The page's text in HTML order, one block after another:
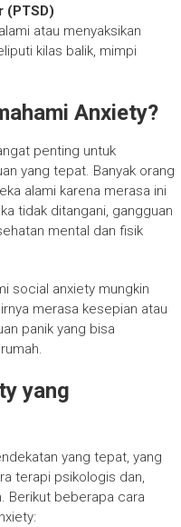
(PTSD)
atau menyaksikan
kilas balik, mimpi
Anxiety?
penting untuk
yang tepat. Banyak orang
alami karena merasa ini
tidak ditangani, gangguan
mental dan fisik
social anxiety mungkin
merasa kesepian atau
panik yang bisa
yang
yang tepat, yang
terapi psikologis dan,
Berikut beberapa cara